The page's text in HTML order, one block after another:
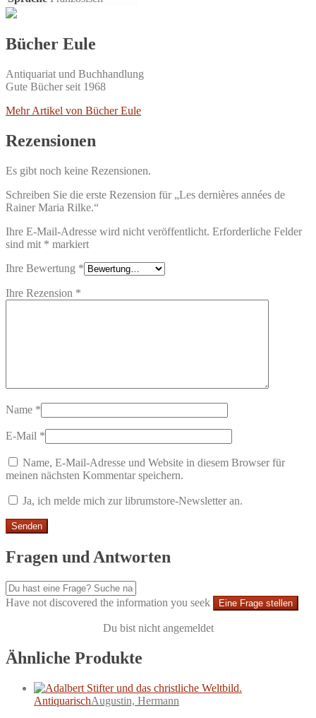
Bücher Eule
Antiquariat und Buchhandlung
Gute Bücher seit 1968
Mehr Artikel von Bücher Eule
Rezensionen
Es gibt noch keine Rezensionen.
Schreiben Sie die erste Rezension für „Les dernières années de
Rainer Maria Rilke.“
Ihre E-Mail-Adresse wird nicht veröffentlicht. Erforderliche Felder
sind mit * markiert
Ihre Bewertung *
Ihre Rezension *
Name *
E-Mail *
Name, E-Mail-Adresse und Website in diesem Browser für
meinen nächsten Kommentar speichern.
Ja, ich melde mich zur librumstore-Newsletter an.
Fragen und Antworten
Have not discovered the information you seek Eine Frage stellen
Du bist nicht angemeldet
Ähnliche Produkte
AntiquarischAugustin, Hermann